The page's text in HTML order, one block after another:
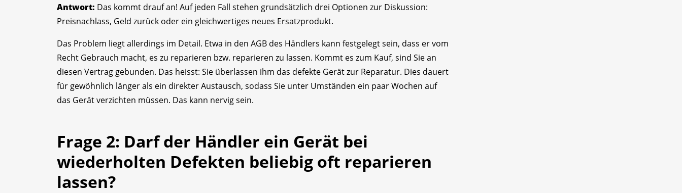
Antwort: Das kommt drauf an! Auf jeden Fall stehen grundsätzlich drei Optionen zur Diskussion:
Preisnachlass, Geld zurück oder ein gleichwertiges neues Ersatzprodukt.
Das Problem liegt allerdings im Detail. Etwa in den AGB des Händlers kann festgelegt sein, dass er vom
Recht Gebrauch macht, es zu reparieren bzw. reparieren zu lassen. Kommt es zum Kauf, sind Sie an
diesen Vertrag gebunden. Das heisst: Sie überlassen ihm das defekte Gerät zur Reparatur. Dies dauert
für gewöhnlich länger als ein direkter Austausch, sodass Sie unter Umständen ein paar Wochen auf
das Gerät verzichten müssen. Das kann nervig sein.
Frage 2: Darf der Händler ein Gerät bei
wiederholten Defekten beliebig oft reparieren
lassen?